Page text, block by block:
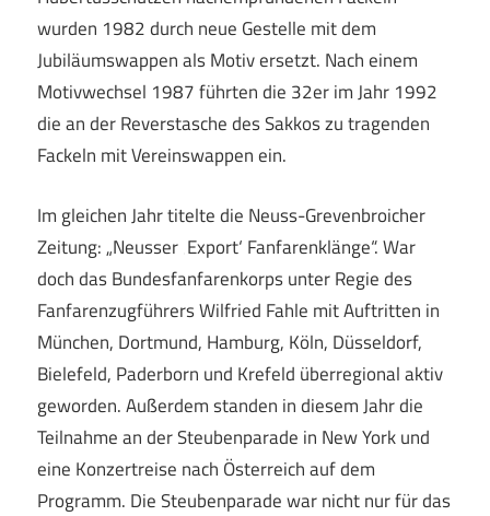
wurden 1982 durch neue Gestelle mit dem
Jubiläumswappen als Motiv ersetzt. Nach einem
Motivwechsel 1987 führten die 32er im Jahr 1992
die an der Reverstasche des Sakkos zu tragenden
Fackeln mit Vereinswappen ein.
Im gleichen Jahr titelte die Neuss-Grevenbroicher
Zeitung: „Neusser ‚Export‘ Fanfarenklänge“. War
doch das Bundesfanfarenkorps unter Regie des
Fanfarenzugführers Wilfried Fahle mit Auftritten in
München, Dortmund, Hamburg, Köln, Düsseldorf,
Bielefeld, Paderborn und Krefeld überregional aktiv
geworden. Außerdem standen in diesem Jahr die
Teilnahme an der Steubenparade in New York und
eine Konzertreise nach Österreich auf dem
Programm. Die Steubenparade war nicht nur für das